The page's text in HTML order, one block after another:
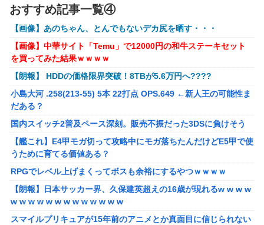
【にじさんじ】委員長、Claude Codeまで手出してるん
か…『もう何でも作れそうやな』
モバＰ「アイドルにセクハラをします」
【画像】漫画・アニメの「武人系敵幹部」に付きまといがち
な疑問ｗｗｗｗ
【種運命】ネオが結局よく分からないまま新しい映画が終わ
った後ももやもやしてる
※ガンダム ガンキャノン ガンタンク ガン○○○ ←一番違和
感ないV作戦の4機目を考えた奴が優勝
【オリジナル可動フィギュア】WIND TOYS「タイタン スーパー
アクションマッスルボディ」可動フィギュア各種【予約開始】
【重音テト】コナミデフォルメフィギュア「重音テト 通常衣装
Ver.」「重音テト SV衣装Ver.」【彩色原型公開】
国内スイッチ2普及ペース深刻。販売不振だった3DSに負けそう
【艦これ】E4甲モガ切って攻略中にモガ落ちたんだけどE5甲で使
うために育てる価値ある？
RPGでレベル上げまくってボスも余裕にするやつｗｗｗｗ
【泣】年配夫婦が営む中華屋さん、休業を知らせる貼り紙に応援
コメントが続々と
【画像】森高千里（18）「私がオバさんになったらミニスカート
は無理よ」→現在ｗｗｗｗ
おすすめ記事一覧④
【画像】あのちゃん、とんでもないデカ尻を晒す・・・
【画像】中華サイト「Temu」で12000円の和牛ステーキセット
を買ってみた結果ｗｗｗｗ
【朗報】 HDDの価格限界突破！8TBが5.6万円へ????
小島大河 .258(213-55) 5本 22打点 OPS.649 ←新人王の可能性ま
だある？
国内スイッチ2普及ペース深刻。販売不振だった3DSに負けそう
【艦これ】E4甲モガ切って攻略中にモガ落ちたんだけどE5甲で使
うために育てる価値ある？
RPGでレベル上げまくってボスも余裕にするやつｗｗｗｗ
【朗報】日本サッカー界、久保建英超えの16歳が現れるw w w w
w w w w w w w w w w w w w
スマイルプリキュアが15年前のアニメとか真面目に信じられない